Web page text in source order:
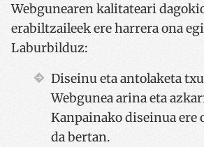
Webgunearen kalitateari
erabiltzaileek ere harrera ona
Laburbilduz:
Diseinu eta antolaketa
Webgunea arina eta
Kanpainako diseinua ere
da bertan.